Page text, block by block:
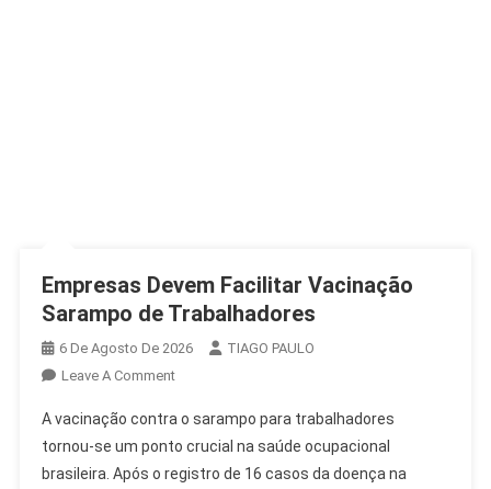
Empresas Devem Facilitar Vacinação
Sarampo de Trabalhadores
6 De Agosto De 2026
TIAGO PAULO
Leave A CommentOn
Devem
Facilitar
Vacinação
A vacinação contra o sarampo para trabalhadores
tornou-se um ponto crucial na saúde ocupacional
brasileira. Após o registro de 16 casos da doença na